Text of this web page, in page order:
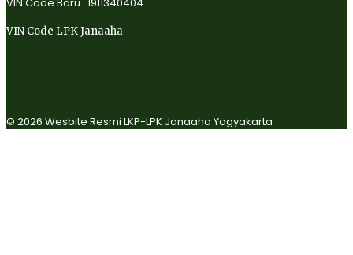
VIN Code LPK Janaaha
© 2026 Wesbite Resmi LKP-LPK Janaaha Yogyakarta